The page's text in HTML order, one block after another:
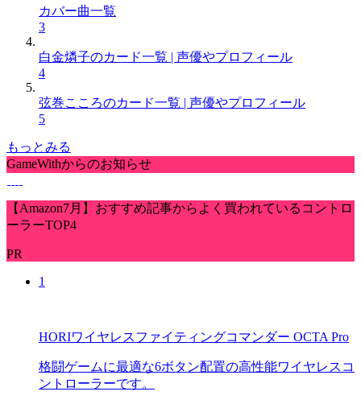
カバー曲一覧
3
白金燐子のカード一覧 | 声優やプロフィール
4
弦巻こころのカード一覧 | 声優やプロフィール
5
もっとみる
GameWithからのお知らせ
【Amazon7月】おすすめ記事からよく買われているコントロ
ーラーTOP4
PR
1
HORIワイヤレスファイティングコマンダー OCTA Pro
格闘ゲームに最適な6ボタン配置の高性能ワイヤレスコ
ントローラーです。